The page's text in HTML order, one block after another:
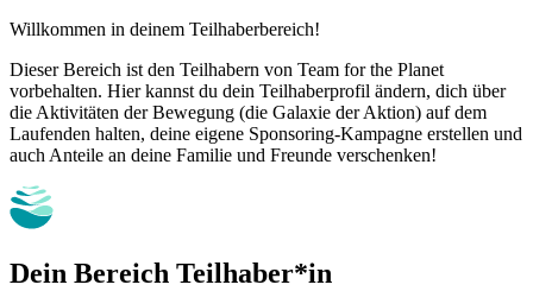
Willkommen in deinem Teilhaberbereich!
Dieser Bereich ist den Teilhabern von Team for the Planet
vorbehalten. Hier kannst du dein Teilhaberprofil ändern, dich über
die Aktivitäten der Bewegung (die Galaxie der Aktion) auf dem
Laufenden halten, deine eigene Sponsoring-Kampagne erstellen und
auch Anteile an deine Familie und Freunde verschenken!
Dein Bereich Teilhaber*in